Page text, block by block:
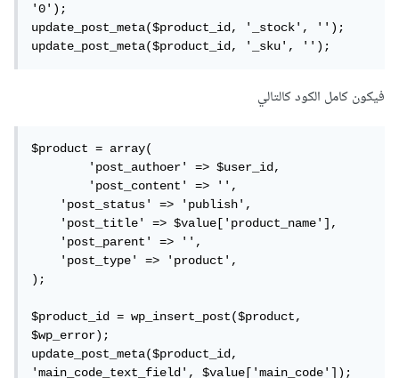
'0');
update_post_meta($product_id, '_stock', '');
update_post_meta($product_id, '_sku', '');
فيكون كامل الكود كالتالي
$product = array(
	'post_authoer' => $user_id,
	'post_content' => '',
    'post_status' => 'publish',
    'post_title' => $value['product_name'],
    'post_parent' => '',
    'post_type' => 'product',
);
$product_id = wp_insert_post($product,
$wp_error);
update_post_meta($product_id,
'main_code_text_field', $value['main_code']);